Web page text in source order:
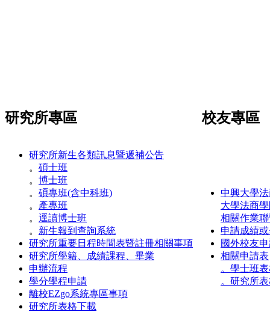
研究所專區 校友專區
研究所新生各類訊息暨遞補公告
。 碩士班
。 博士班
。 碩專班(含中科班)
。 產專班
。 逕讀博士班
。 新生報到查詢系統
研究所重要日程時間表暨註冊相關事項
研究所學籍、成績課程、畢業
申辦流程
學分學程申請
離校EZgo系統專區事項
研究所表格下載
中興大學
大學法商
相關作業
申請成績
國外校友
相關申請表
。學士班
。研究所